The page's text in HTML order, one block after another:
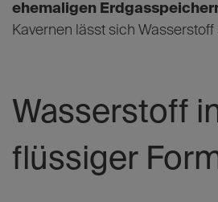
ehemaligen
Kavernen lässt sich
Wasserstoff
flüssiger